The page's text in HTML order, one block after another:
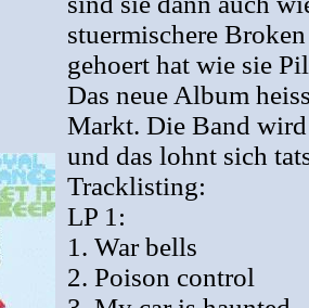
stuermischere
gehoert hat wie sie
Das neue Album
Markt. Die Band wird
und das lohnt sich
Tracklisting:
LP 1:
1. War bells
2. Poison control